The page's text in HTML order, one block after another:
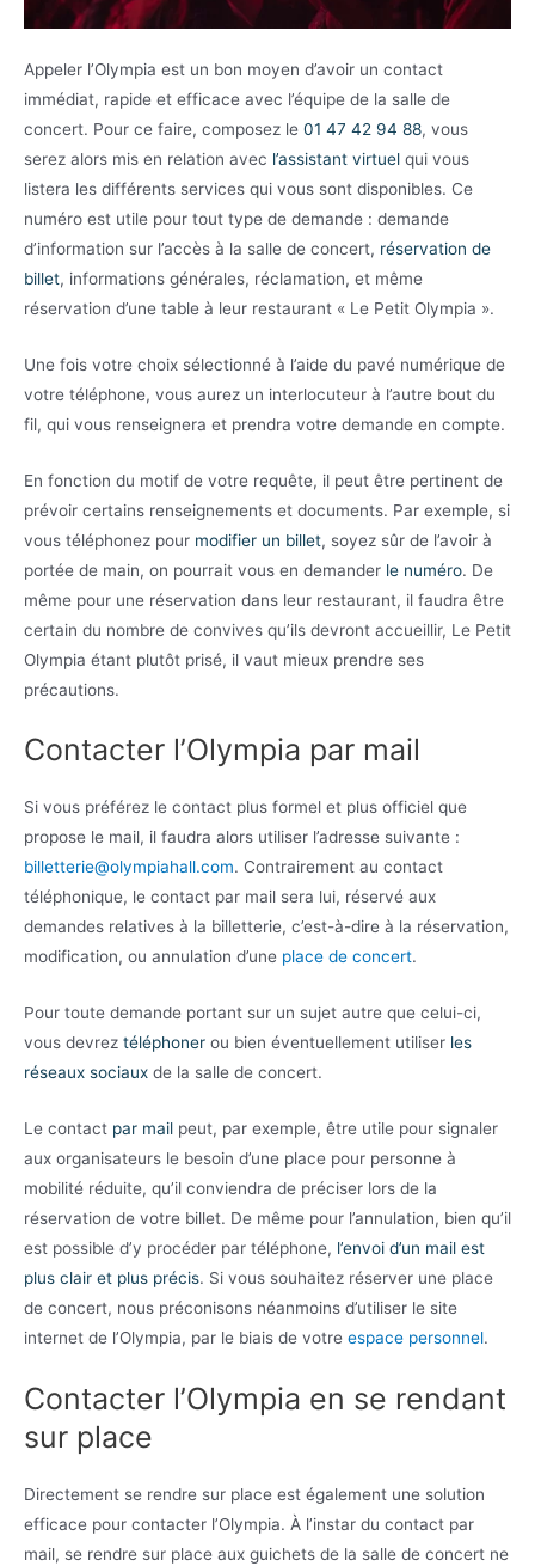
Appeler l’Olympia est un bon moyen d’avoir un contact
immédiat, rapide et efficace avec l’équipe de la salle de
concert. Pour ce faire, composez le 01 47 42 94 88, vous
serez alors mis en relation avec l’assistant virtuel qui vous
listera les différents services qui vous sont disponibles. Ce
numéro est utile pour tout type de demande : demande
d’information sur l’accès à la salle de concert, réservation de
billet, informations générales, réclamation, et même
réservation d’une table à leur restaurant « Le Petit Olympia ».
Une fois votre choix sélectionné à l’aide du pavé numérique de
votre téléphone, vous aurez un interlocuteur à l’autre bout du
fil, qui vous renseignera et prendra votre demande en compte.
En fonction du motif de votre requête, il peut être pertinent de
prévoir certains renseignements et documents. Par exemple, si
vous téléphonez pour modifier un billet, soyez sûr de l’avoir à
portée de main, on pourrait vous en demander le numéro. De
même pour une réservation dans leur restaurant, il faudra être
certain du nombre de convives qu’ils devront accueillir, Le Petit
Olympia étant plutôt prisé, il vaut mieux prendre ses
précautions.
Contacter l’Olympia par mail
Si vous préférez le contact plus formel et plus officiel que
propose le mail, il faudra alors utiliser l’adresse suivante :
billetterie@olympiahall.com. Contrairement au contact
téléphonique, le contact par mail sera lui, réservé aux
demandes relatives à la billetterie, c’est-à-dire à la réservation,
modification, ou annulation d’une place de concert.
Pour toute demande portant sur un sujet autre que celui-ci,
vous devrez téléphoner ou bien éventuellement utiliser les
réseaux sociaux de la salle de concert.
Le contact par mail peut, par exemple, être utile pour signaler
aux organisateurs le besoin d’une place pour personne à
mobilité réduite, qu’il conviendra de préciser lors de la
réservation de votre billet. De même pour l’annulation, bien qu’il
est possible d’y procéder par téléphone, l’envoi d’un mail est
plus clair et plus précis. Si vous souhaitez réserver une place
de concert, nous préconisons néanmoins d’utiliser le site
internet de l’Olympia, par le biais de votre espace personnel.
Contacter l’Olympia en se rendant
sur place
Directement se rendre sur place est également une solution
efficace pour contacter l’Olympia. À l’instar du contact par
mail, se rendre sur place aux guichets de la salle de concert ne